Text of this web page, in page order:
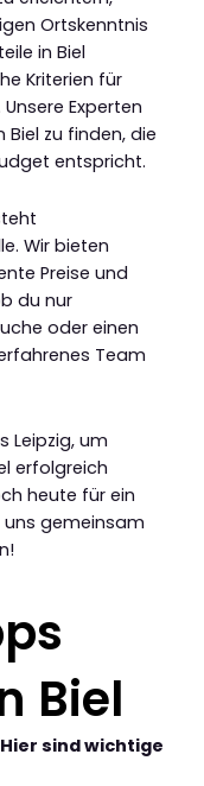
Ortskenntnis
in Biel
Kriterien für
Experten
zu finden, die
entspricht.
Wir bieten
Preise und
du nur
oder einen
Team
Leipzig, um
erfolgreich
heute für ein
gemeinsam
Biel
sind wichtige